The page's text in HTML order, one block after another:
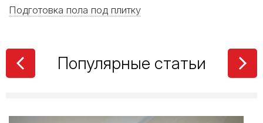
Подготовка пола под плитку
Популярные статьи